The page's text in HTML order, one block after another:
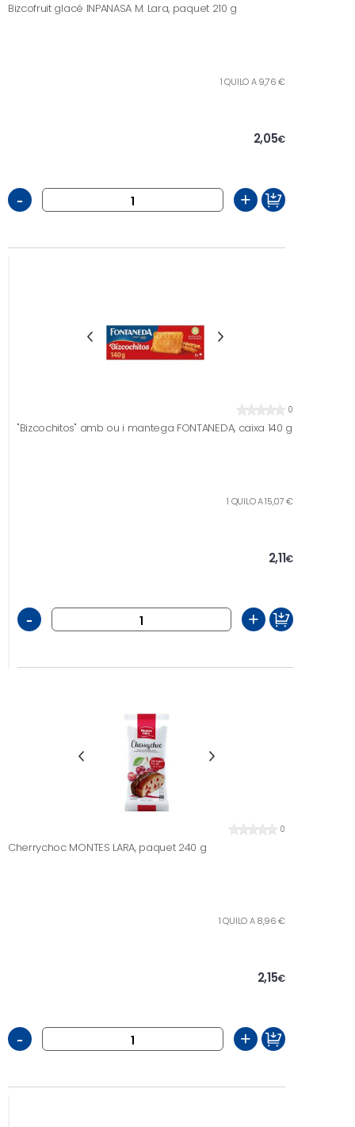
Bizcofruit glacé INPANASA M. Lara, paquet 210 g
1 QUILO A 9,76 €
2,05€
- +
0
"Bizcochitos" amb ou i mantega FONTANEDA, caixa 140 g
1 QUILO A 15,07 €
2,11€
- +
0
Cherrychoc MONTES LARA, paquet 240 g
1 QUILO A 8,96 €
2,15€
- +